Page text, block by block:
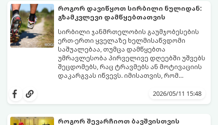
თანამედროვე სტრესული ცხოვრების წესი,
არასწორი კვება და უმოძრაობა ამ პროცესს
კატასტროფულად აჩქარებს. დაბალი
ტესტოსტერონი იწვევს მუდმივ
დაღლილობას, დეპრესიას, კუნთების
განლევასა და ცხიმის დაგროვებას მუცლის
არეში.
სინთეტიკური ჰორმონალური თერაპიის
დაწყებამდე, რომელსაც ხშირად
სერიოზული გვერდითი ეფექტები აქვს,
უმჯობესია ორგანიზმს ტესტოსტერონის
გამომუშავებაში ბუნებრივი, მეცნიერულად
დადასტურებული გზებით დაეხმაროთ.
წარმოგიდგენთ ტესტოსტერონის
როგორ დავიწყოთ სირბილი ნულიდან:
გზამკვლევი დამწყებთათვის
სირბილი ჯანმრთელობის გაუმჯობესების
ერთ-ერთი ყველაზე ხელმისაწვდომი
საშუალებაა, თუმცა დამწყებთა
უმრავლესობა პირველივე დღეებში უშვებს
შეცდომებს, რაც ტრავმებს ან მოტივაციის
დაკარგვას იწვევს. იმისათვის, რომ
ნაწილად იქცეს, მიჰყევით ამ ინსტრუქციას:
2026/05/11 15:48
როგორ შევარჩიოთ ბავშვისთვის